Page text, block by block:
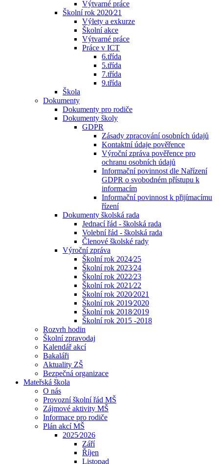
Výtvarné práce
Školní rok 2020⁄21
Výlety a exkurze
Školní akce
Výtvarné práce
Práce v ICT
6.třída
5.třída
7.třída
9.třída
Škola
Dokumenty
Dokumenty pro rodiče
Dokumenty školy
GDPR
Zásady zpracování osobních údajů
Kontaktní údaje pověřence
Výroční zpráva pověřence pro
ochranu osobních údajů
Informační povinnost dle Nařízení
GDPR o svobodném přístupu k
informacím
Informační povinnost k přijímacímu
řízení
Dokumenty školská rada
Jednací řád - školská rada
Volební řád - školská rada
Členové školské rady
Výroční zpráva
Školní rok 2024⁄25
Školní rok 2023⁄24
Školní rok 2022⁄23
Školní rok 2021⁄22
Školní rok 2020⁄2021
Školní rok 2019⁄2020
Školní rok 2018⁄2019
Školní rok 2015 -2018
Rozvrh hodin
Školní zpravodaj
Kalendář akcí
Bakaláři
Aktuality ZŠ
Bezpečná organizace
Mateřská škola
O nás
Provozní školní řád MŠ
Zájmové aktivity MŠ
Informace pro rodiče
Plán akcí MŠ
2025⁄2026
Září
Říjen
Listopad